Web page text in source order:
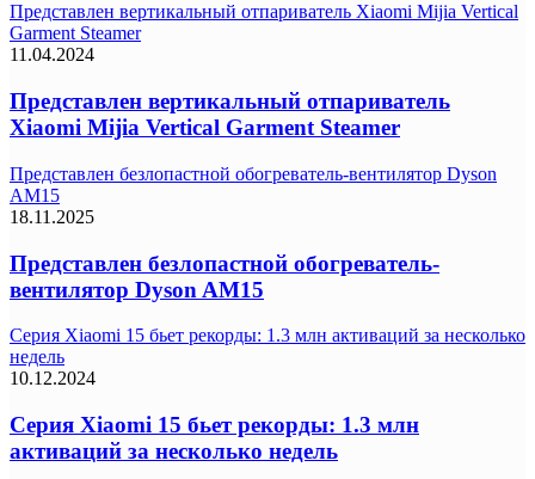
Представлен вертикальный отпариватель Xiaomi Mijia Vertical
Garment Steamer
11.04.2024
Представлен вертикальный отпариватель
Xiaomi Mijia Vertical Garment Steamer
Представлен безлопастной обогреватель-вентилятор Dyson
AM15
18.11.2025
Представлен безлопастной обогреватель-
вентилятор Dyson AM15
Серия Xiaomi 15 бьет рекорды: 1.3 млн активаций за несколько
недель
10.12.2024
Серия Xiaomi 15 бьет рекорды: 1.3 млн
активаций за несколько недель